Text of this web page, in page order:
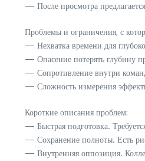
— После просмотра
Проблемы и ограничения, с
— Нехватка времени для
— Опасение потерять глубину
— Сопротивление внутри
— Сложность измерения
Короткие описания проблем:
— Быстрая подготовка.
— Сохранение полноты. Есть
— Внутренняя оппозиция.